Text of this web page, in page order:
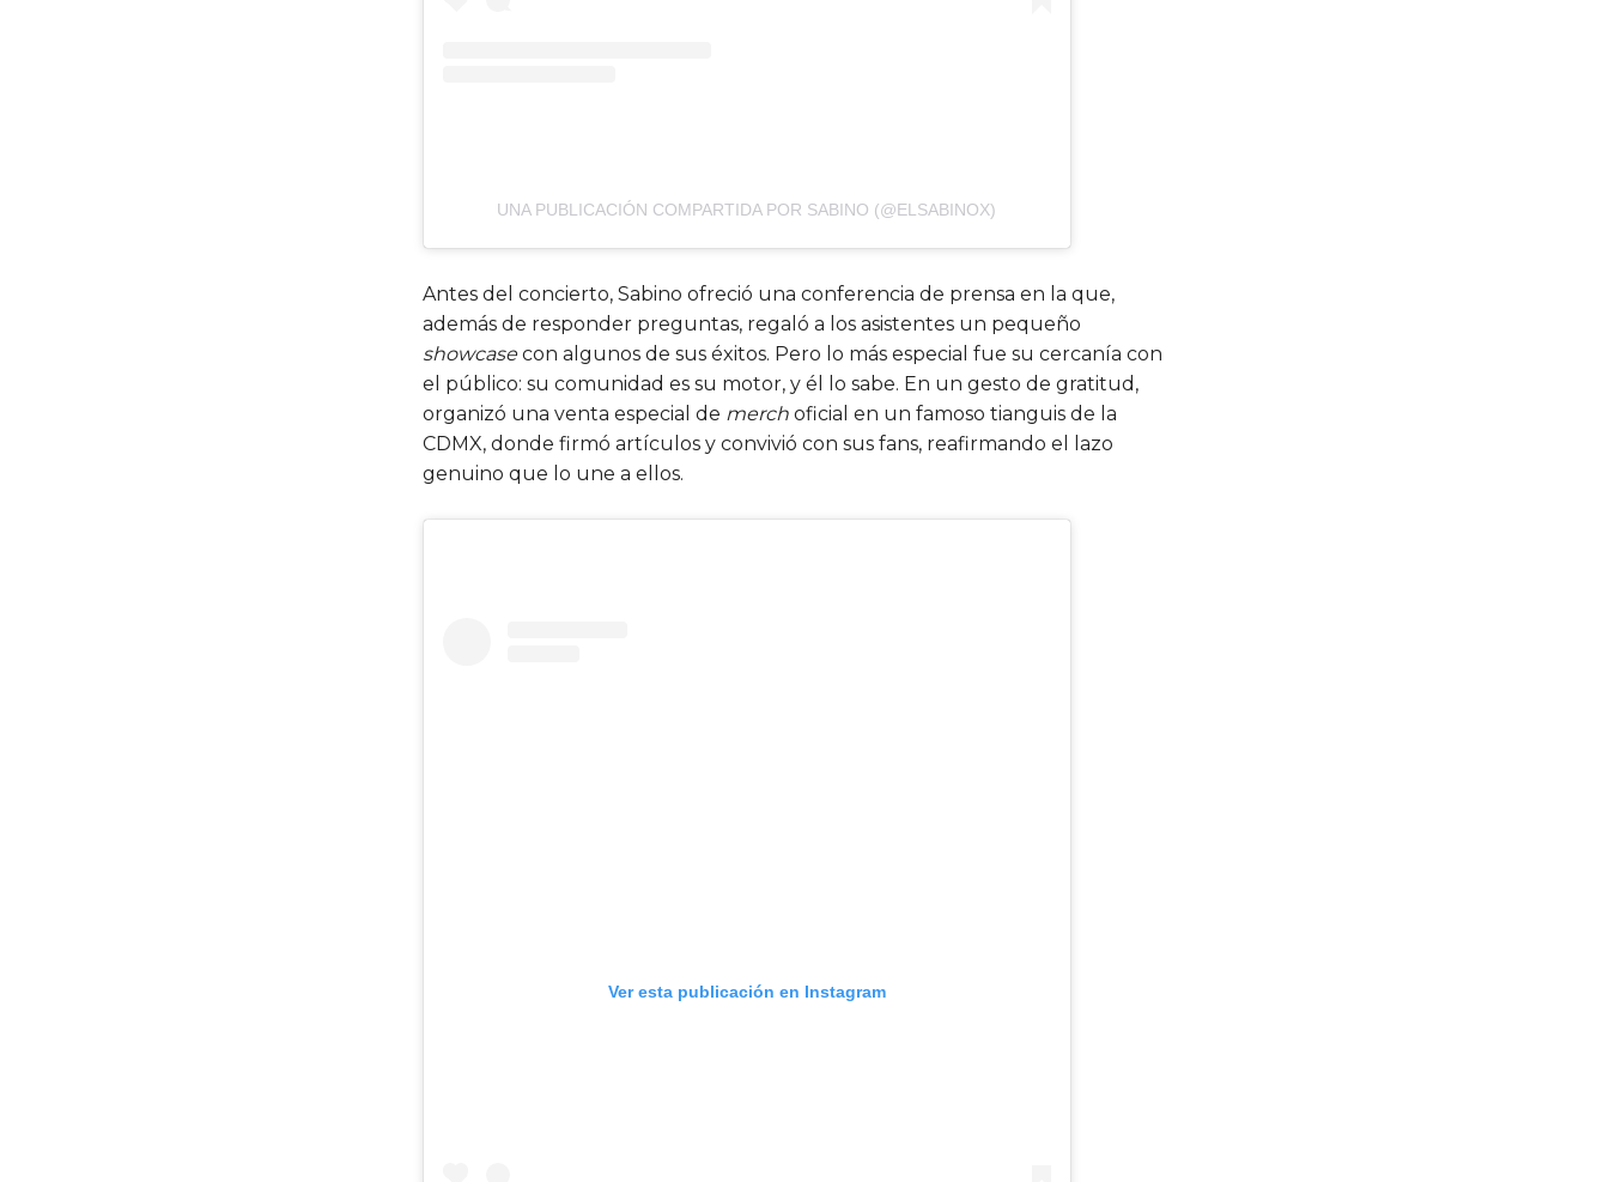
UNA PUBLICACIÓN COMPARTIDA POR SABINO (@ELSABINOX)
Antes del concierto, Sabino ofreció una conferencia de prensa en la que,
además de responder preguntas, regaló a los asistentes un pequeño
showcasecon algunos de sus éxitos. Pero lo más especial fue su cercanía con
el público: su comunidad es su motor, y él lo sabe. En un gesto de gratitud,
organizó una venta especial de merchoficial en un famoso tianguis de la
CDMX, donde firmó artículos y convivió con sus fans, reafirmando el lazo
genuino que lo une a ellos.
Ver esta publicación en Instagram